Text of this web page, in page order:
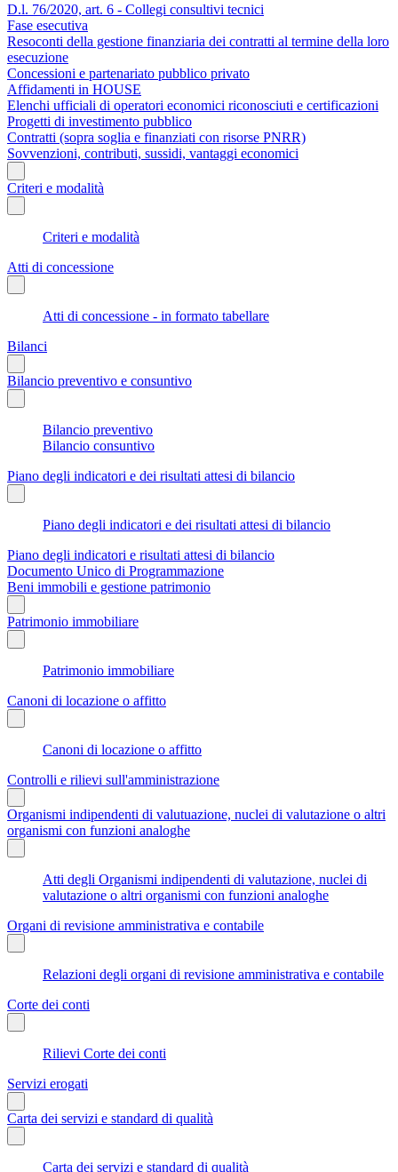
D.l. 76/2020, art. 6 - Collegi consultivi tecnici
Fase esecutiva
Resoconti della gestione finanziaria dei contratti al termine della loro
esecuzione
Concessioni e partenariato pubblico privato
Affidamenti in HOUSE
Elenchi ufficiali di operatori economici riconosciuti e certificazioni
Progetti di investimento pubblico
Contratti (sopra soglia e finanziati con risorse PNRR)
Sovvenzioni, contributi, sussidi, vantaggi economici
Criteri e modalità
Criteri e modalità
Atti di concessione
Atti di concessione - in formato tabellare
Bilanci
Bilancio preventivo e consuntivo
Bilancio preventivo
Bilancio consuntivo
Piano degli indicatori e dei risultati attesi di bilancio
Piano degli indicatori e dei risultati attesi di bilancio
Piano degli indicatori e risultati attesi di bilancio
Documento Unico di Programmazione
Beni immobili e gestione patrimonio
Patrimonio immobiliare
Patrimonio immobiliare
Canoni di locazione o affitto
Canoni di locazione o affitto
Controlli e rilievi sull'amministrazione
Organismi indipendenti di valutuazione, nuclei di valutazione o altri
organismi con funzioni analoghe
Atti degli Organismi indipendenti di valutazione, nuclei di
valutazione o altri organismi con funzioni analoghe
Organi di revisione amministrativa e contabile
Relazioni degli organi di revisione amministrativa e contabile
Corte dei conti
Rilievi Corte dei conti
Servizi erogati
Carta dei servizi e standard di qualità
Carta dei servizi e standard di qualità